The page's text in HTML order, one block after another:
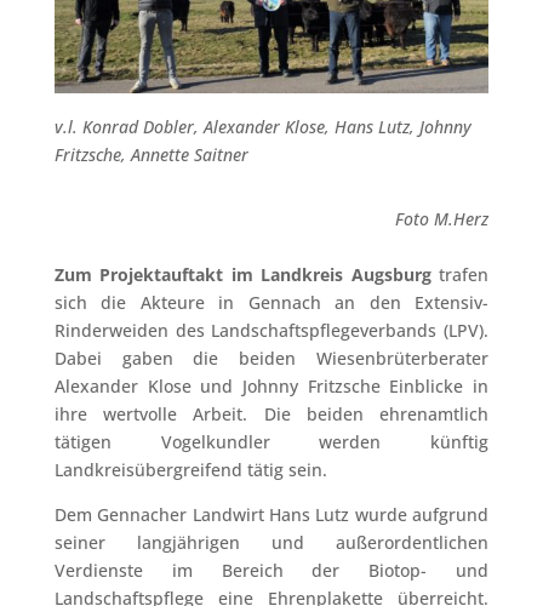
v.l. Konrad Dobler, Alexander Klose, Hans Lutz, Johnny
Fritzsche, Annette Saitner
Foto M.Herz
Zum Projektauftakt im Landkreis Augsburgtrafen
sich die Akteure in Gennach an den Extensiv-
Rinderweiden des Landschaftspflegeverbands (LPV).
Dabei gaben die beiden Wiesenbrüterberater
Alexander Klose und Johnny Fritzsche Einblicke in
ihre wertvolle Arbeit. Die beiden ehrenamtlich
tätigen Vogelkundler werden künftig
Landkreisübergreifend tätig sein.
Dem Gennacher Landwirt Hans Lutz wurde aufgrund
seiner langjährigen und außerordentlichen
Verdienste im Bereich der Biotop- und
Landschaftspflege eine Ehrenplakette überreicht.